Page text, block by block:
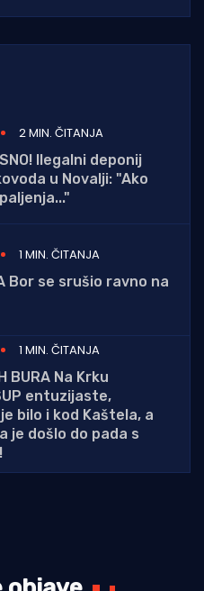
2 MIN. ČITANJA
Ilegalni deponij
u Novalji: "Ako
1 MIN. ČITANJA
Bor se srušio ravno na
1 MIN. ČITANJA
BURA Na Krku
entuzijaste,
bilo i kod Kaštela, a
je došlo do pada s